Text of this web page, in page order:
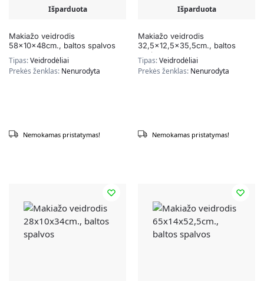
Išparduota
Makiažo veidrodis
58x10x48cm., baltos spalvos
Tipas:Veidrodėliai
Prekės ženklas: Nenurodyta
Nemokamas pristatymas!
Išparduota
Makiažo veidrodis
32,5×12,5×35,5cm., baltos
spalvos
Tipas:Veidrodėliai
Prekės ženklas: Nenurodyta
Nemokamas pristatymas!